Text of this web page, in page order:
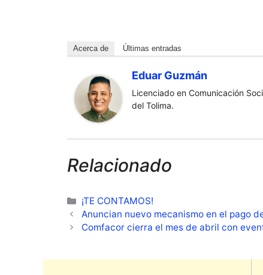
Acerca de Últimas entradas
Eduar Guzmán
Licenciado en Comunicación
del Tolima.
Relacionado
Categorías
¡TE CONTAMOS!
Anuncian nuevo mecanismo en el pago
Comfacor cierra el mes de abril con